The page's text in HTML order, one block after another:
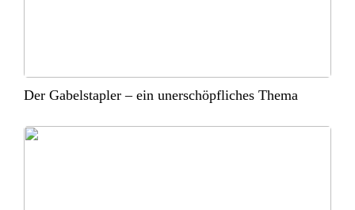
Der Gabelstapler – ein unerschöpfliches Thema